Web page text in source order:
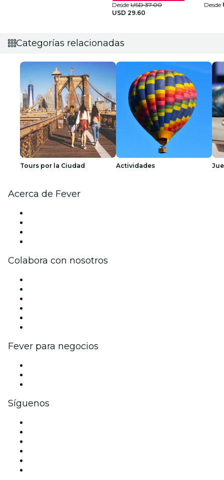
Desde USD 37.00
USD 29.60
Desde
Categorías relacionadas
Tours por la Ciudad Actividades
Acerca de Fever
Colabora con nosotros
Fever para negocios
Síguenos